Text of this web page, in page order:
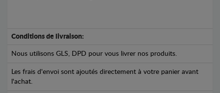
Conditions de livraison:
Nous utilisons GLS, DPD pour vous livrer nos produits.
Les frais d'envoi sont ajoutés directement à votre panier avant
l'achat.